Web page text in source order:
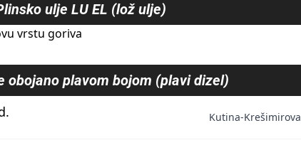
ulje LU EL (lož ulje)
vrstu goriva
obojano plavom bojom (plavi dizel)
Kutina-Krešimirova